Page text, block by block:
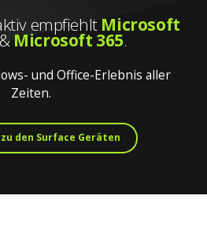
empfiehlt Microsoft
& Microsoft 365.
und Office-Erlebnis aller
Zeiten.
den Surface Geräten